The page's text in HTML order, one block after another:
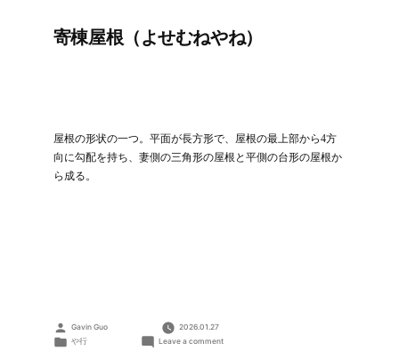
寄棟屋根（よせむねやね）
屋根の形状の一つ。平面が長方形で、屋根の最上部から4方
向に勾配を持ち、妻側の三角形の屋根と平側の台形の屋根か
ら成る。
Posted
by
Gavin Guo
2026.01.27
Posted
や行 Leave a commenton